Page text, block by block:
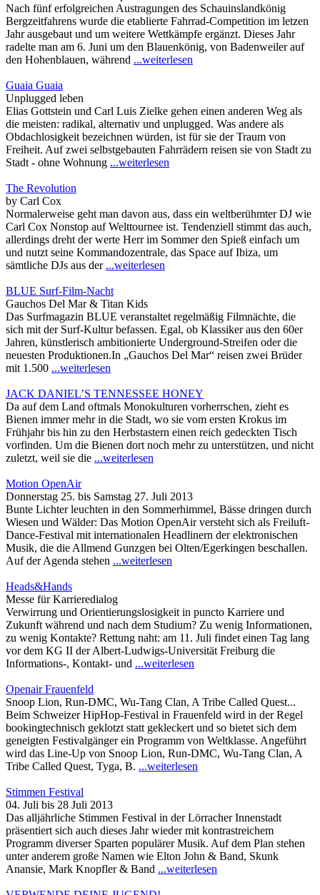
Nach fünf erfolgreichen Austragungen des Schauinslandkönig
Bergzeitfahrens wurde die etablierte Fahrrad-Competition im letzen
Jahr ausgebaut und um weitere Wettkämpfe ergänzt. Dieses Jahr
radelte man am 6. Juni um den Blauenkönig, von Badenweiler auf
den Hohenblauen, während ...weiterlesen
Guaia Guaia
Unplugged leben
Elias Gottstein und Carl Luis Zielke gehen einen anderen Weg als
die meisten: radikal, alternativ und unplugged. Was andere als
Obdachlosigkeit bezeichnen würden, ist für sie der Traum von
Freiheit. Auf zwei selbstgebauten Fahrrädern reisen sie von Stadt zu
Stadt - ohne Wohnung ...weiterlesen
The Revolution
by Carl Cox
Normalerweise geht man davon aus, dass ein weltberühmter DJ wie
Carl Cox Nonstop auf Welttournee ist. Tendenziell stimmt das auch,
allerdings dreht der werte Herr im Sommer den Spieß einfach um
und nutzt seine Kommandozentrale, das Space auf Ibiza, um
sämtliche DJs aus der ...weiterlesen
BLUE Surf-Film-Nacht
Gauchos Del Mar & Titan Kids
Das Surfmagazin BLUE veranstaltet regelmäßig Filmnächte, die
sich mit der Surf-Kultur befassen. Egal, ob Klassiker aus den 60er
Jahren, künstlerisch ambitionierte Underground-Streifen oder die
neuesten Produktionen.In „Gauchos Del Mar“ reisen zwei Brüder
mit 1.500 ...weiterlesen
JACK DANIEL’S TENNESSEE HONEY
Da auf dem Land oftmals Monokulturen vorherrschen, zieht es
Bienen immer mehr in die Stadt, wo sie vom ersten Krokus im
Frühjahr bis hin zu den Herbstastern einen reich gedeckten Tisch
vorfinden. Um die Bienen dort noch mehr zu unterstützen, und nicht
zuletzt, weil sie die ...weiterlesen
Motion OpenAir
Donnerstag 25. bis Samstag 27. Juli 2013
Bunte Lichter leuchten in den Sommerhimmel, Bässe dringen durch
Wiesen und Wälder: Das Motion OpenAir versteht sich als Freiluft-
Dance-Festival mit internationalen Headlinern der elektronischen
Musik, die die Allmend Gunzgen bei Olten/Egerkingen beschallen.
Auf der Agenda stehen ...weiterlesen
Heads&Hands
Messe für Karrieredialog
Verwirrung und Orientierungslosigkeit in puncto Karriere und
Zukunft während und nach dem Studium? Zu wenig Informationen,
zu wenig Kontakte? Rettung naht: am 11. Juli findet einen Tag lang
vor dem KG II der Albert-Ludwigs-Universität Freiburg die
Informations-, Kontakt- und ...weiterlesen
Openair Frauenfeld
Snoop Lion, Run-DMC, Wu-Tang Clan, A Tribe Called Quest...
Beim Schweizer HipHop-Festival in Frauenfeld wird in der Regel
bookingtechnisch geklotzt statt gekleckert und so bietet sich dem
geneigten Festivalgänger ein Programm von Weltklasse. Angeführt
wird das Line-Up von Snoop Lion, Run-DMC, Wu-Tang Clan, A
Tribe Called Quest, Tyga, B. ...weiterlesen
Stimmen Festival
04. Juli bis 28 Juli 2013
Das alljährliche Stimmen Festival in der Lörracher Innenstadt
präsentiert sich auch dieses Jahr wieder mit kontrastreichem
Programm diverser Sparten populärer Musik. Auf dem Plan stehen
unter anderem große Namen wie Elton John & Band, Skunk
Anansie, Mark Knopfler & Band ...weiterlesen